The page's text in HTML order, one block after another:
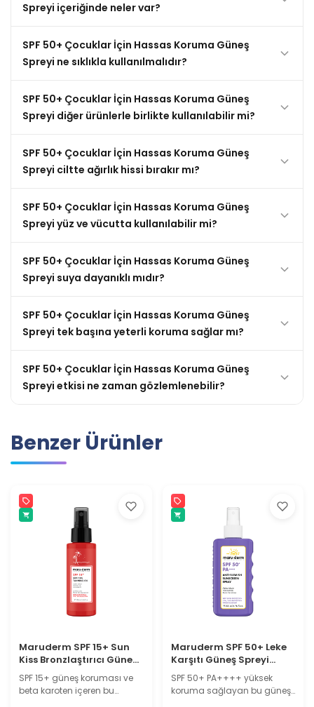
Spreyi içeriğinde neler var?
SPF 50+ Çocuklar İçin Hassas Koruma Güneş
Spreyi ne sıklıkla kullanılmalıdır?
SPF 50+ Çocuklar İçin Hassas Koruma Güneş
Spreyi diğer ürünlerle birlikte kullanılabilir mi?
SPF 50+ Çocuklar İçin Hassas Koruma Güneş
Spreyi ciltte ağırlık hissi bırakır mı?
SPF 50+ Çocuklar İçin Hassas Koruma Güneş
Spreyi yüz ve vücutta kullanılabilir mi?
SPF 50+ Çocuklar İçin Hassas Koruma Güneş
Spreyi suya dayanıklı mıdır?
SPF 50+ Çocuklar İçin Hassas Koruma Güneş
Spreyi tek başına yeterli koruma sağlar mı?
SPF 50+ Çocuklar İçin Hassas Koruma Güneş
Spreyi etkisi ne zaman gözlemlenebilir?
Benzer Ürünler
Maruderm SPF 15+ Sun
Kiss Bronzlaştırıcı Güneş
Yağı – Beta Karoten ve
Bitkisel Yağlar İçeren
Tanning Oil 100 ML
SPF 15+ güneş koruması ve
beta karoten içeren bu
Maruderm SPF 50+ Leke
Karşıtı Güneş Spreyi
PA++++ – Alpha Arbutin
İçeren Aydınlatıcı
Sunscreen Spray 200 ML
SPF 50+ PA++++ yüksek
koruma sağlayan bu güneş